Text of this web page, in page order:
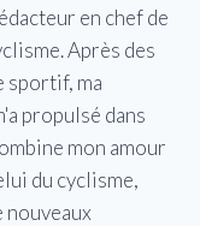
en chef de
Après des
sportif, ma
propulsé dans
mon amour
du cyclisme,
nouveaux